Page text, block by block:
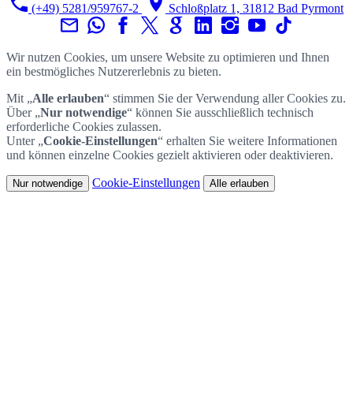
(+49) 5281/959767-2 Schloßplatz 1, 31812 Bad Pyrmont
Wir nutzen Cookies, um unsere Website zu optimieren und Ihnen
ein bestmögliches Nutzererlebnis zu bieten.
Mit „Alle erlauben“ stimmen Sie der Verwendung aller Cookies zu.
Über „Nur notwendige“ können Sie ausschließlich technisch
erforderliche Cookies zulassen.
Unter „Cookie-Einstellungen“ erhalten Sie weitere Informationen
und können einzelne Cookies gezielt aktivieren oder deaktivieren.
Nur notwendige Cookie-Einstellungen Alle erlauben